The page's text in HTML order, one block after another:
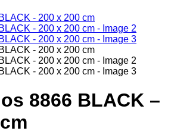
8866 BLACK –